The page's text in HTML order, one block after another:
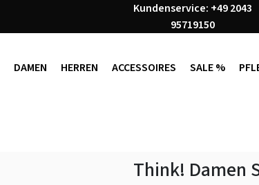
Kundenservice: +49 2043
95719150
DAMEN HERREN ACCESSOIRES SALE %
Think! Damen